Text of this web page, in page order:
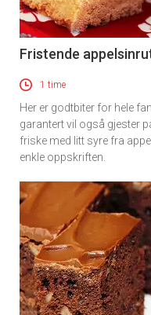
Fristende
1 time
Her er godtbiter for hele
garantert vil også gjester
friske med litt syre fra
enkle oppskriften.